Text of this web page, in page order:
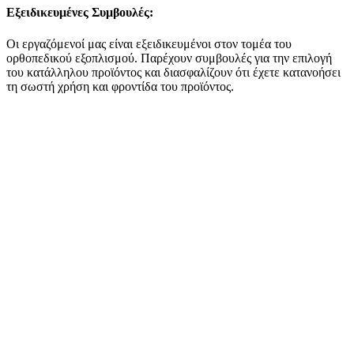
Εξειδικευμένες Συμβουλές:
Οι εργαζόμενοί μας είναι εξειδικευμένοι στον τομέα του
ορθοπεδικού εξοπλισμού. Παρέχουν συμβουλές για την επιλογή
του κατάλληλου προϊόντος και διασφαλίζουν ότι έχετε κατανοήσει
τη σωστή χρήση και φροντίδα του προϊόντος.